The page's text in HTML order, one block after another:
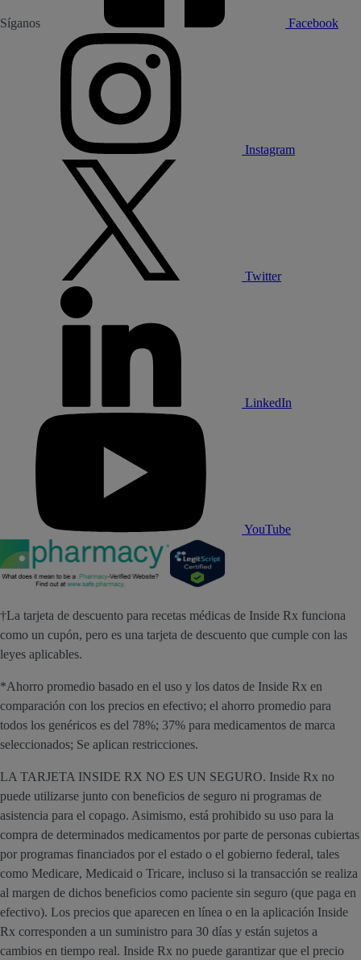
Síganos Facebook
Instagram
Twitter
LinkedIn
YouTube
†La tarjeta de descuento para recetas médicas de Inside Rx funciona
como un cupón, pero es una tarjeta de descuento que cumple con las
leyes aplicables.
*Ahorro promedio basado en el uso y los datos de Inside Rx en
comparación con los precios en efectivo; el ahorro promedio para
todos los genéricos es del 78%; 37% para medicamentos de marca
seleccionados; Se aplican restricciones.
LA TARJETA INSIDE RX NO ES UN SEGURO. Inside Rx no
puede utilizarse junto con beneficios de seguro ni programas de
asistencia para el copago. Asimismo, está prohibido su uso para la
compra de determinados medicamentos por parte de personas cubiertas
por programas financiados por el estado o el gobierno federal, tales
como Medicare, Medicaid o Tricare, incluso si la transacción se realiza
al margen de dichos beneficios como paciente sin seguro (que paga en
efectivo). Los precios que aparecen en línea o en la aplicación Inside
Rx corresponden a un suministro para 30 días y están sujetos a
cambios en tiempo real. Inside Rx no puede garantizar que el precio